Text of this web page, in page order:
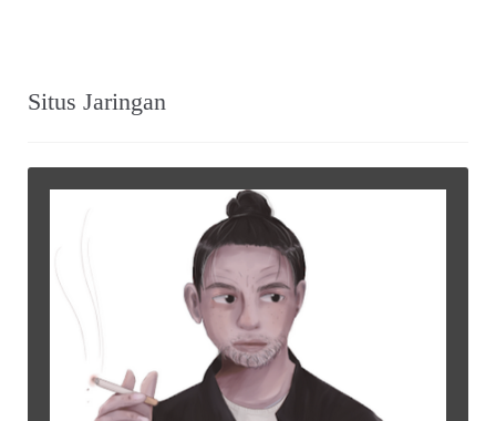
Situs Jaringan